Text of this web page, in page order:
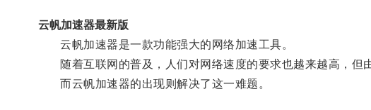
云帆加速器最新版
云帆加速器是一款功能强大的网络加速工具。
随着互联网的普及，人们对网络速度的要求也越来越高，但
而云帆加速器的出现则解决了这一难题。